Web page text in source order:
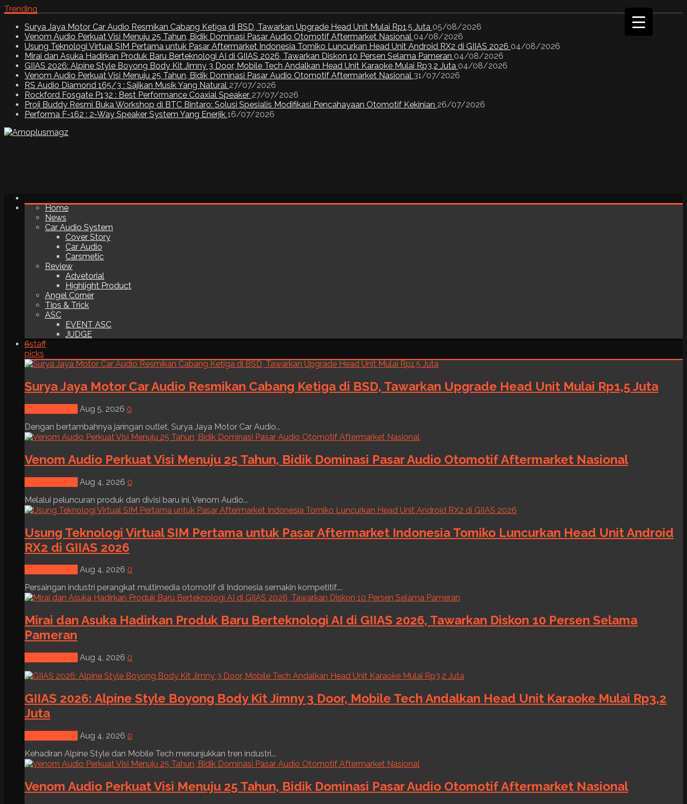
Trending
Surya Jaya Motor Car Audio Resmikan Cabang Ketiga di BSD, Tawarkan Upgrade Head Unit Mulai Rp1,5 Juta 05/08/2026
Venom Audio Perkuat Visi Menuju 25 Tahun, Bidik Dominasi Pasar Audio Otomotif Aftermarket Nasional 04/08/2026
Usung Teknologi Virtual SIM Pertama untuk Pasar Aftermarket Indonesia Tomiko Luncurkan Head Unit Android RX2 di GIIAS 2026 04/08/2026
Mirai dan Asuka Hadirkan Produk Baru Berteknologi AI di GIIAS 2026, Tawarkan Diskon 10 Persen Selama Pameran 04/08/2026
GIIAS 2026: Alpine Style Boyong Body Kit Jimny 3 Door, Mobile Tech Andalkan Head Unit Karaoke Mulai Rp3,2 Juta 04/08/2026
Venom Audio Perkuat Visi Menuju 25 Tahun, Bidik Dominasi Pasar Audio Otomotif Aftermarket Nasional 31/07/2026
RS Audio Diamond 165/3 : Sajikan Musik Yang Natural 27/07/2026
Rockford Fosgate P132 : Best Performance Coaxial Speaker 27/07/2026
Proji Buddy Resmi Buka Workshop di BTC Bintaro: Solusi Spesialis Modifikasi Pencahayaan Otomotif Kekinian 26/07/2026
Performa F-162 : 2-Way Speaker System Yang Enerjik 16/07/2026
Home
News
Car Audio System
Cover Story
Car Audio
Carsmetic
Review
Advetorial
Highlight Product
Angel Corner
Tips & Trick
ASC
EVENT ASC
JUDGE
6staff
picks
Surya Jaya Motor Car Audio Resmikan Cabang Ketiga di BSD, Tawarkan Upgrade Head Unit Mulai Rp1,5 Juta
Aug 5, 2026 0
Dengan bertambahnya jaringan outlet, Surya Jaya Motor Car Audio...
Venom Audio Perkuat Visi Menuju 25 Tahun, Bidik Dominasi Pasar Audio Otomotif Aftermarket Nasional
Aug 4, 2026 0
Melalui peluncuran produk dan divisi baru ini, Venom Audio...
Usung Teknologi Virtual SIM Pertama untuk Pasar Aftermarket Indonesia Tomiko Luncurkan Head Unit Android
RX2 di GIIAS 2026
Aug 4, 2026 0
Persaingan industri perangkat multimedia otomotif di Indonesia semakin kompetitif....
Mirai dan Asuka Hadirkan Produk Baru Berteknologi AI di GIIAS 2026, Tawarkan Diskon 10 Persen Selama
Pameran
Aug 4, 2026 0
GIIAS 2026: Alpine Style Boyong Body Kit Jimny 3 Door, Mobile Tech Andalkan Head Unit Karaoke Mulai Rp3,2
Juta
Aug 4, 2026 0
Kehadiran Alpine Style dan Mobile Tech menunjukkan tren industri...
Venom Audio Perkuat Visi Menuju 25 Tahun, Bidik Dominasi Pasar Audio Otomotif Aftermarket Nasional